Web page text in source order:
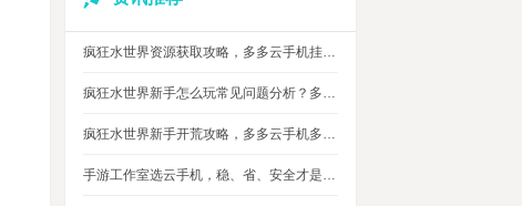
疯狂水世界资源获取攻略，多多云手机挂机搬砖自动攒材料
疯狂水世界新手怎么玩常见问题分析？多多云手机多开托管挂机升级打怪
疯狂水世界新手开荒攻略，多多云手机多开托管，自动搞定海量重复日常快速升级
手游工作室选云手机，稳、省、安全才是实在考量